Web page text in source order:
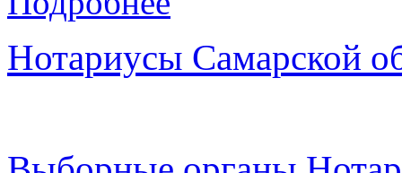
Нотариусы Самарской